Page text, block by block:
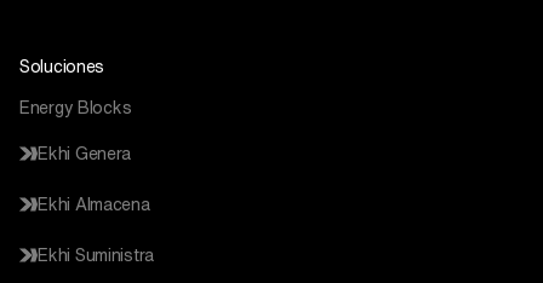
Soluciones
Energy Blocks
Ekhi Genera
Ekhi Almacena
Ekhi Suministra